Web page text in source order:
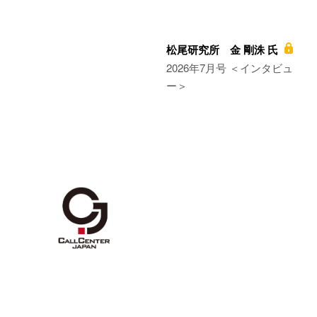
松尾研究所 金 剛洙 氏
2026年7月号 ＜インタビュ
ー＞